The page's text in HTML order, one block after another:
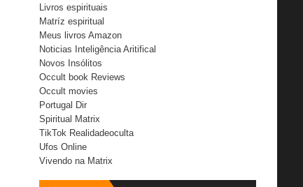
Livros espirituais
Matríz espiritual
Meus livros Amazon
Noticias Inteligência Aritifical
Novos Insólitos
Occult book Reviews
Occult movies
Portugal Dir
Spiritual Matrix
TikTok Realidadeoculta
Ufos Online
Vivendo na Matrix